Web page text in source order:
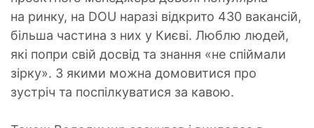
на ринку, на DOU наразі відкрито 430 вакансій,
більша частина з них у Києві. Люблю людей,
які попри свій досвід та знання «не спіймали
зірку». З якими можна домовитися про
зустріч та поспілкуватися за кавою.